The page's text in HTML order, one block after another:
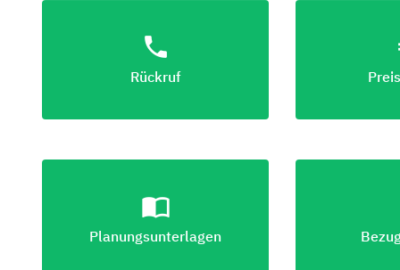
phone
Rückruf
import_contacts
Planungsunterlagen